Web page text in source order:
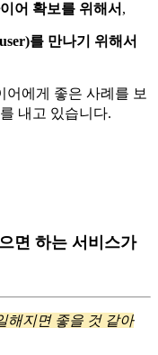
어 확보를 위해서 ,
를 만나기 위해서
에게 좋은 사례를 보
내고 있습니다.
면 하는 서비스가
해지면 좋을 것 같아